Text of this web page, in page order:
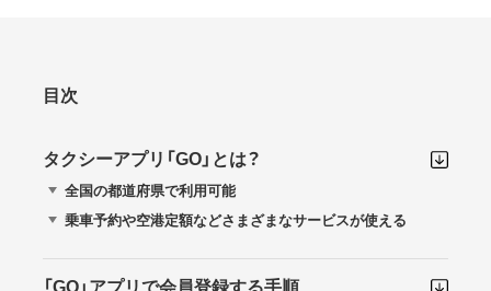
目次
タクシーアプリ「GO」とは？
全国の都道府県で利用可能
乗車予約や空港定額などさまざまなサービスが使える
「GO」アプリで会員登録する手順